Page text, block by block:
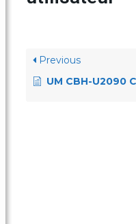
Previous
UM CBH-U2090 CBH2510